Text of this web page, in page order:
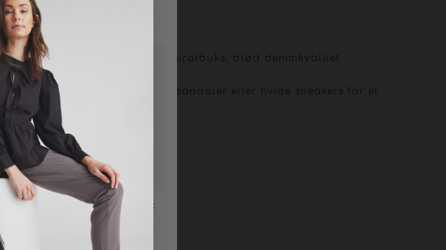
Vaskes ved 30 grader
ca. 50 cm, klassisk piratbuks, blød denimkvalitet
god til korte ben
Kombinér med en let bluse og sandaler eller hvide sneakers for et
look